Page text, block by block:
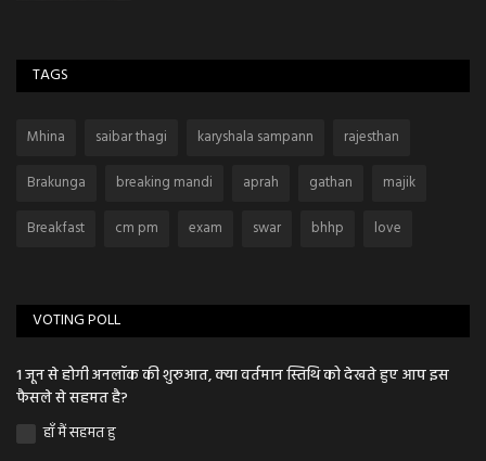
TAGS
Mhina saibar thagi karyshala sampann
rajesthan
Brakunga
breaking mandi aprah gathan
majik
Breakfast
cm pm exam swar bhhp love
VOTING POLL
1 जून से होगी अनलॉक की शुरुआत, क्या वर्तमान स्तिथि को देखते हुए आप इस
फैसले से सहमत है?
हाँ मैं सहमत हु